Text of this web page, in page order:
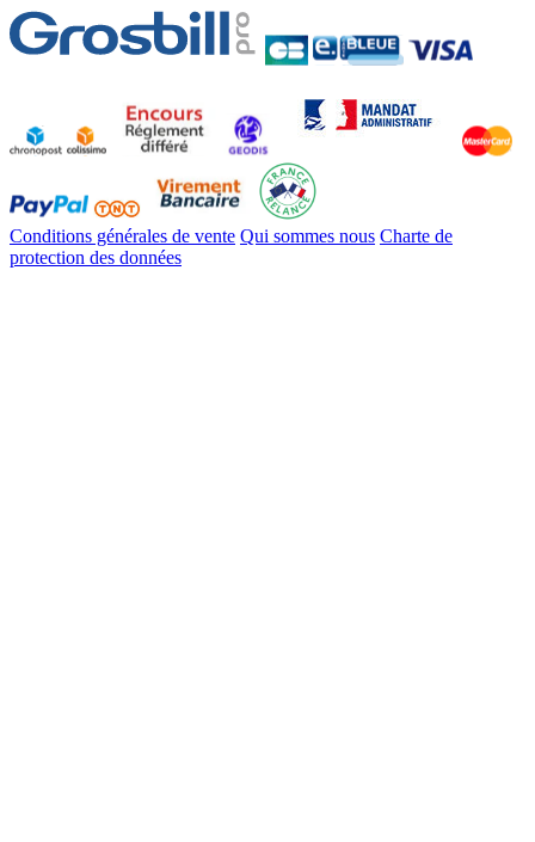
Conditions générales de vente Qui sommes nous Charte de
protection des données